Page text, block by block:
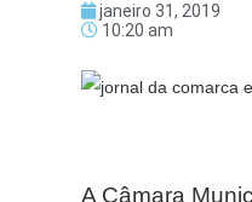
janeiro 31, 2019
10:20 am
A Câmara